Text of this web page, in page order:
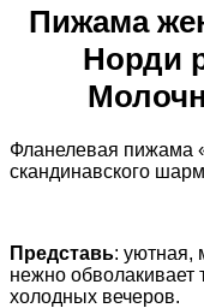
Пижама
Норди
Фланелевая пижама
скандинавского
Представь: уютная,
нежно обволакивает
холодных вечеров.